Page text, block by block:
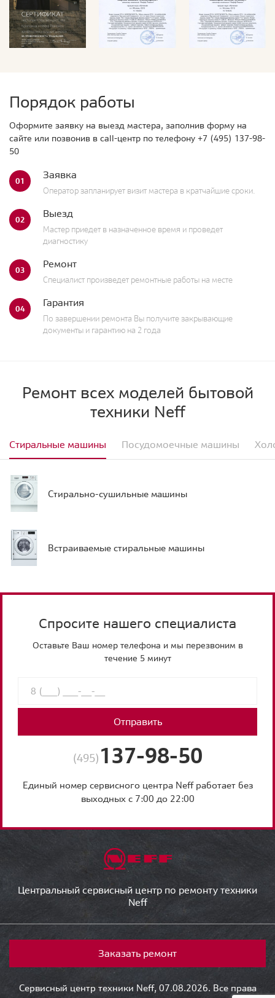
Порядок работы
Оформите заявку на выезд мастера, заполнив форму на
сайте или позвонив в call-центр по телефону +7 (495) 137-98-
50
01 Заявка
Оператор запланирует визит мастера в кратчайшие сроки.
02 Выезд
Мастер приедет в назначенное время и проведет
диагностику
03 Ремонт
Специалист произведет ремонтные работы на месте
04 Гарантия
По завершении ремонта Вы получите закрывающие
документы и гарантию на 2 года
Ремонт всех моделей бытовой
техники Neff
Стиральные машины Посудомоечные машины
Стирально-сушильные машины
Встраиваемые стиральные машины
Спросите нашего специалиста
Оставьте Ваш номер телефона и мы перезвоним в
течение 5 минут
Отправить
(495) 137-98-50
Единый номер сервисного центра Neff работает без
выходных с 7:00 до 22:00
Центральный сервисный центр по ремонту техники
Neff
Заказать ремонт
Сервисный центр техники Neff, 07.08.2026. Все права